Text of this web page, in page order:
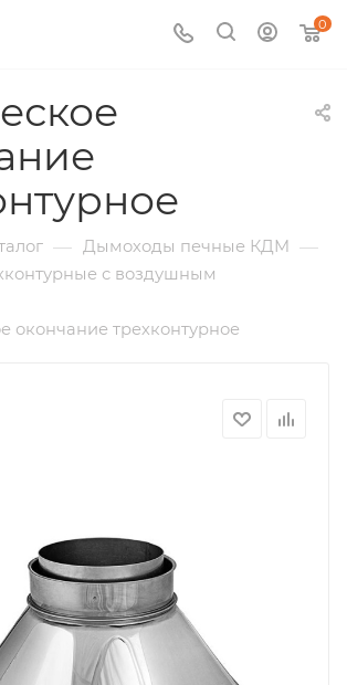
0
— Дымоходы печные КДМ —
с воздушным
окончание трехконтурное